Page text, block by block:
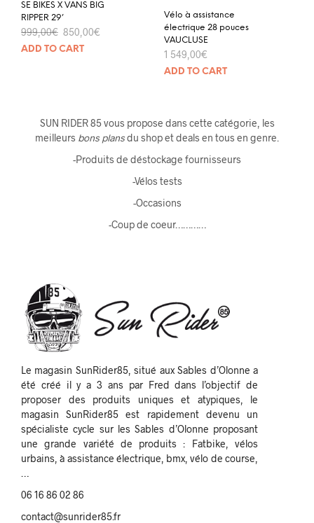
SE BIKES X VANS BIG
RIPPER 29’
999,00€ 850,00€
ADD TO CART
Vélo à assistance
électrique 28 pouces
VAUCLUSE
1 549,00€
ADD TO CART
SUN RIDER 85 vous propose dans cette catégorie, les
meilleurs bons plansdu shop et deals en tous en genre.
-Produits de déstockage fournisseurs
-Vélos tests
-Occasions
-Coup de coeur…………
Le magasin SunRider85, situé aux Sables d’Olonne a
été créé il y a 3 ans par Fred dans l’objectif de
proposer des produits uniques et atypiques, le
magasin SunRider85 est rapidement devenu un
spécialiste cycle sur les Sables d’Olonne proposant
une grande variété de produits : Fatbike, vélos
urbains, à assistance électrique, bmx, vélo de course,
06 16 86 02 86
contact@sunrider85.fr